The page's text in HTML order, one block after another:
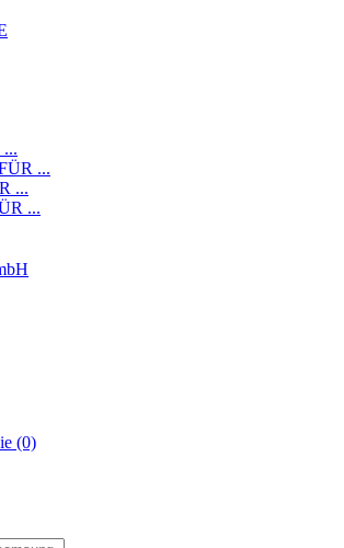
...
...
...
(0)